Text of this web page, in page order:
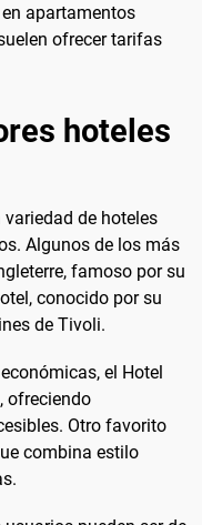
apartamentos
ofrecer tarifas
hoteles
de hoteles
Algunos de los más
famoso por su
conocido por su
de Tivoli.
el Hotel
ofreciendo
Otro favorito
combina estilo